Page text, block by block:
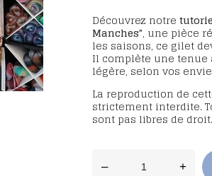
Découvrez notre
Manches", une pièce
les saisons, ce gilet
Il complète une
légère, selon vos
La reproduction de
strictement interdite.
sont pas libres de droit.
– +